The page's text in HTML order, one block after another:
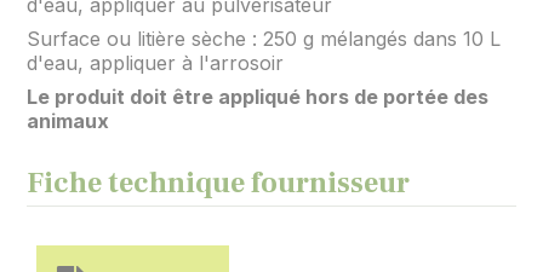
d'eau, appliquer au pulvérisateur
Surface ou litière sèche : 250 g mélangés dans 10 L
d'eau, appliquer à l'arrosoir
Le produit doit être appliqué hors de portée des
animaux
Fiche technique fournisseur